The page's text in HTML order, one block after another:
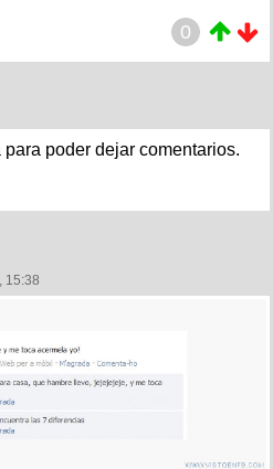
0
poder dejar comentarios.
15:38